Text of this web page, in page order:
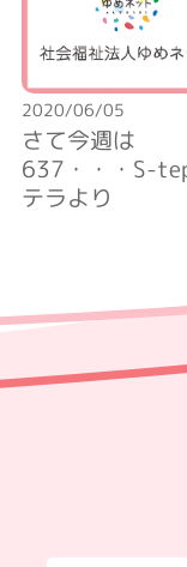
2020/06/05
さて今週は
637・・・S-
テラより